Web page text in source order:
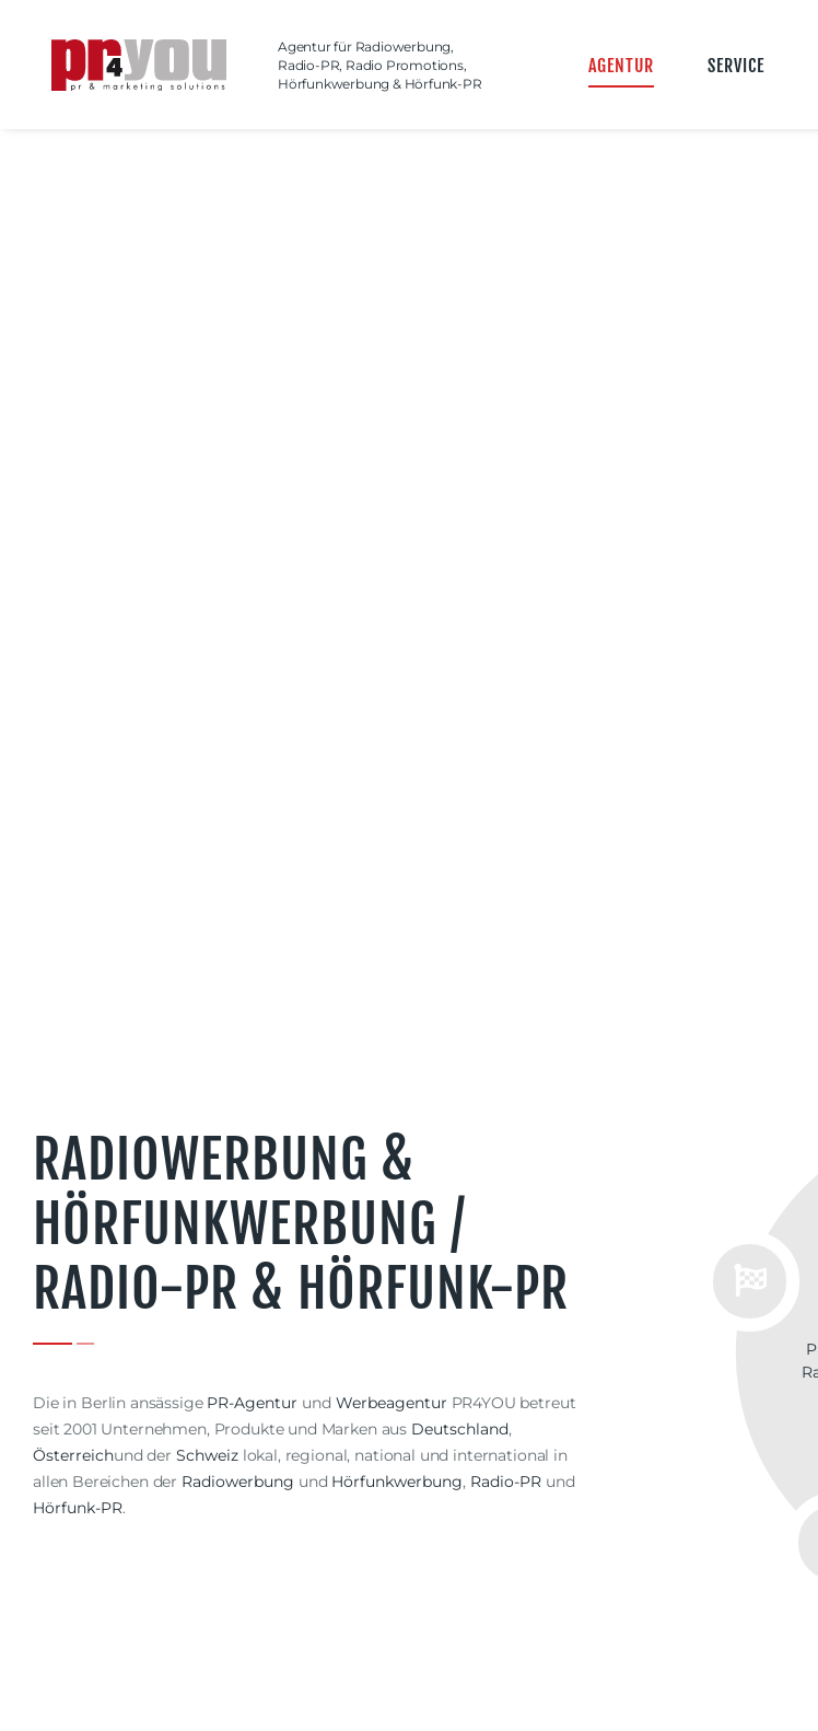
Agentur für Radiowerbung,
Radio-PR, Radio Promotions,
Hörfunkwerbung & Hörfunk-PR
AGENTUR SERVICE
RADIOWERBUNG &
HÖRFUNKWERBUNG /
RADIO-PR & HÖRFUNK-PR
Die in Berlin ansässige PR-Agentur und Werbeagentur PR4YOU betreut
seit 2001 Unternehmen, Produkte und Marken aus Deutschland,
Österreichund der Schweizlokal, regional, national und international in
allen Bereichen der Radiowerbung und Hörfunkwerbung, Radio-PRund
Hörfunk-PR.